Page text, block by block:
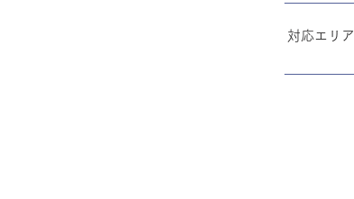
対応エリア